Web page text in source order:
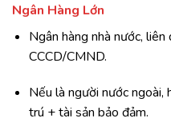
Ngân Hàng Lớn
Ngân hàng nhà nước,
CCCD/CMND.
Nếu là người nước ngoài,
trú + tài sản bảo đảm.